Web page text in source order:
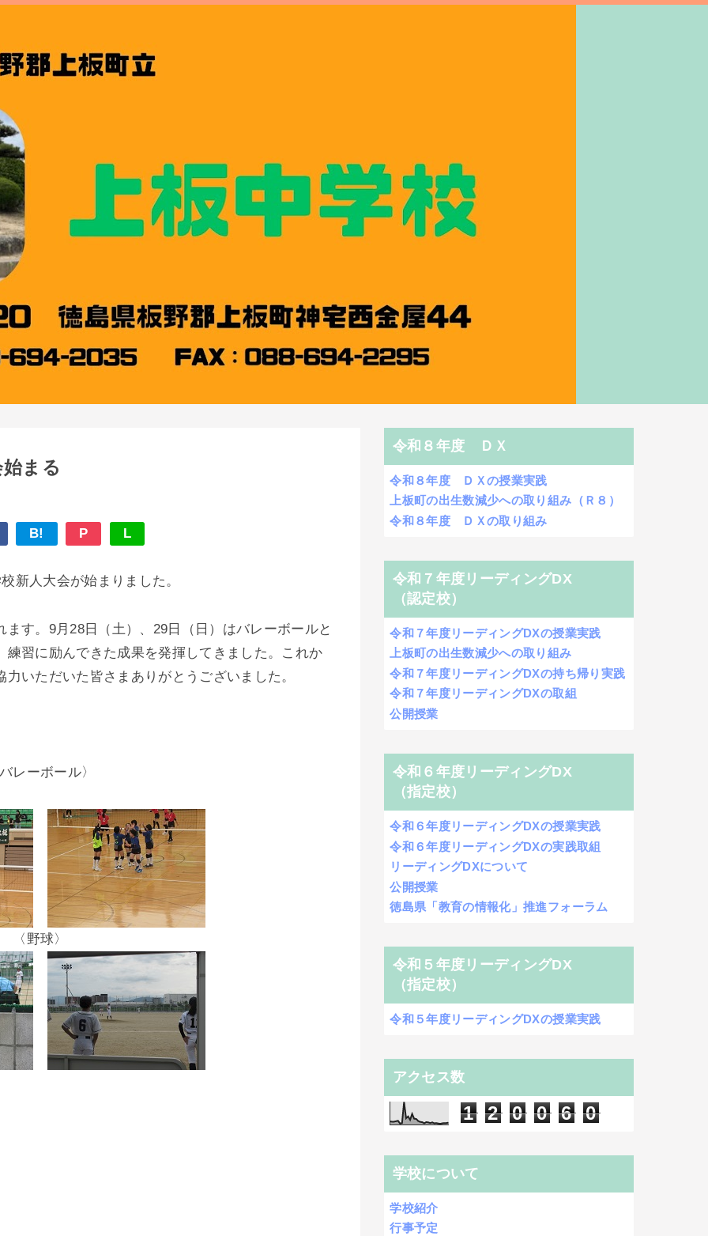
まる
B! P L
新人大会が始まりました。
す。9月28日（土）、29日（日）はバレーボールと
習に励んできた成果を発揮してきました。これか
いただいた皆さまありがとうございました。
レーボール〉
〈野球〉
令和８年度 ＤＸ
令和８年度 ＤＸの授業実践
上板町の出生数減少への取り組み（Ｒ８）
令和８年度 ＤＸの取り組み
令和７年度リーディングDX
（認定校）
令和７年度リーディングDXの授業実践
上板町の出生数減少への取り組み
令和７年度リーディングDXの持ち帰り実践
令和７年度リーディングDXの取組
公開授業
令和６年度リーディングDX
（指定校）
令和６年度リーディングDXの授業実践
令和６年度リーディングDXの実践取組
リーディングDXについて
公開授業
徳島県「教育の情報化」推進フォーラム
令和５年度リーディングDX
（指定校）
令和５年度リーディングDXの授業実践
アクセス数
1 2 0 0 6 0
学校について
学校紹介
行事予定